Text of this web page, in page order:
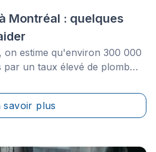
Montréal : quelques
on estime qu'environ 300 000
par un taux élevé de plomb
d'aqueduc&nbsp;de la ville.
s’engageait donc à
savoir plus